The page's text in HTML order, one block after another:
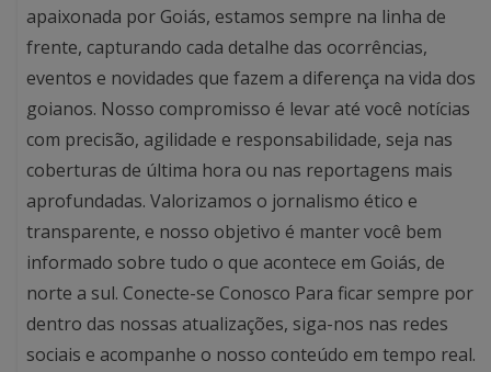
apaixonada por Goiás, estamos sempre na linha de
frente, capturando cada detalhe das ocorrências,
eventos e novidades que fazem a diferença na vida dos
goianos. Nosso compromisso é levar até você notícias
com precisão, agilidade e responsabilidade, seja nas
coberturas de última hora ou nas reportagens mais
aprofundadas. Valorizamos o jornalismo ético e
transparente, e nosso objetivo é manter você bem
informado sobre tudo o que acontece em Goiás, de
norte a sul. Conecte-se Conosco Para ficar sempre por
dentro das nossas atualizações, siga-nos nas redes
sociais e acompanhe o nosso conteúdo em tempo real.